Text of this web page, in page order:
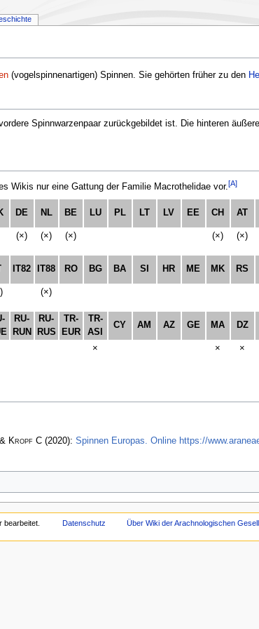
(vogelspinnenartigen) Spinnen. Sie gehörten früher zu den
Spinnwarzenpaar zurückgebildet ist. Die hinteren
Wikis nur eine Gattung der Familie Macrothelidae vor.[A]
DE NL BE LU PL LT LV EE CH AT
(×) (×) (×) (×) (×)
IT82 IT88 RO BG BA SI HR ME MK RS
(×)
RU-
RUN
RU-
RUS
TR-
EUR
TR-
ASI
CY AM AZ GE MA DZ
× × ×
Kropf C(2020): Spinnen Europas. Online https://
bearbeitet. Datenschutz Über Wiki der Arachnologischen